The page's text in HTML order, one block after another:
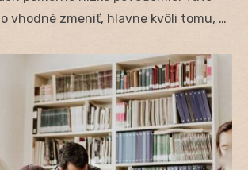
vhodné zmeniť, hlavne kvôli tomu, …